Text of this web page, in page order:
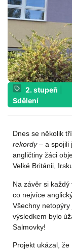
2. stupeň
Sdělení
Dnes se několik
rekordy– a spojili
angličtiny žáci
Velké Británii,
Na závěr si
co nejvíce
Všechny netopýry
výsledkem bylo
Salmovky!
Projekt ukázal,